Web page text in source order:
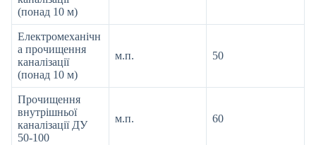
(понад 10 м)
Електромеханічн
а прочищення
каналізації
(понад 10 м)
м.п. 50
Прочищення
внутрішньої
каналізації ДУ
50-100
м.п. 60